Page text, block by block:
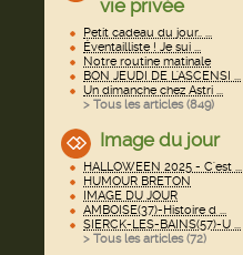
vie privée
Petit cadeau du jour.. ...
Éventailliste ! Je sui ...
Notre routine matinale
BON JEUDI DE L'ASCENSI ...
Un dimanche chez Astri ...
> Tous les articles (849)
Image du jour
HALLOWEEN 2025 - C'est ...
HUMOUR BRETON
IMAGE DU JOUR
AMBOISE(37)-Histoire d ...
SIERCK-LES-BAINS(57)-U ...
> Tous les articles (72)